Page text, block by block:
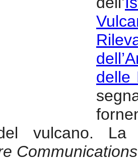
delle
vulcano.
Communications